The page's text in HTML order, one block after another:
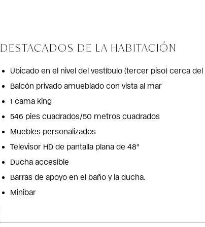
DESTACADOS DE LA HABITACIÓN
Ubicado en el nivel del vestíbulo (tercer piso) cerca
Balcón privado amueblado con vista al mar
1 cama king
546 pies cuadrados/50 metros cuadrados
Muebles personalizados
Televisor HD de pantalla plana de 48″
Ducha accesible
Barras de apoyo en el baño y la ducha.
Minibar